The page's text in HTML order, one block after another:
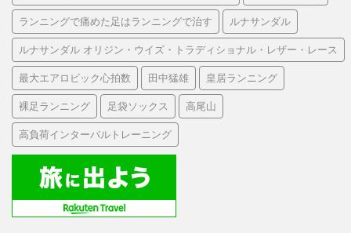
ランニングで痛めた足はランニングで治す ルナサンダル
ルナサンダル オリジン・ウイズ・トラディショナル・レザー・レース
最大エアロビック心拍数 田中猛雄 皇居ランニング
裸足ランニング 足袋ソックス 高尾山
高負荷インターバルトレーニング